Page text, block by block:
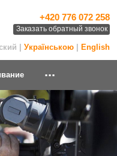
+420 776 072 258
Заказать обратный звонок
| Українською English
...